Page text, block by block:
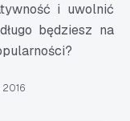
i uwolnić
będziesz na
2016